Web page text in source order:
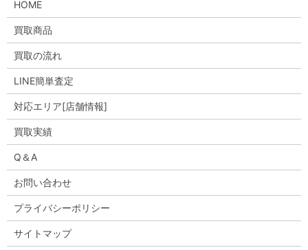
HOME
買取商品
買取の流れ
LINE簡単査定
対応エリア[店舗情報]
買取実績
Q＆A
お問い合わせ
プライバシーポリシー
サイトマップ